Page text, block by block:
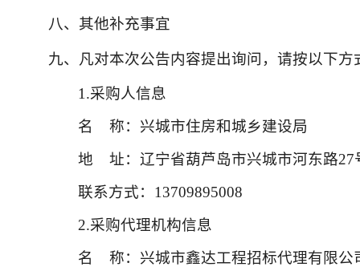
八、其他补充事宜
九、凡对本次公告内容提出询问，请按以下方
1.采购人信息
名 称：兴城市住房和城乡建设局
地 址：辽宁省葫芦岛市兴城市河东路27
联系方式：13709895008
2.采购代理机构信息
名 称：兴城市鑫达工程招标代理有限公